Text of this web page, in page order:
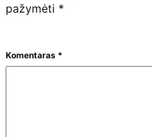
pažymėti *
Komentaras *